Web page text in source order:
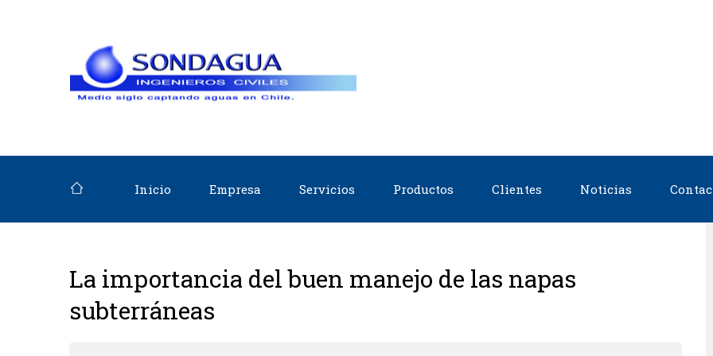
Inicio Empresa Servicios Productos Clientes Noticias
La importancia del buen manejo de las napas
subterráneas